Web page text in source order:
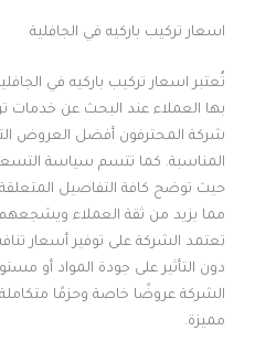
اسعار تركيب باركيه في الجافلية
تُعتبر اسعار تركيب باركيه في
بها العملاء عند البحث عن خدمات
شركة المحترفون أفضل العروض
المناسبة. كما تتسم سياسة
حيث توضح كافة التفاصيل
مما يزيد من ثقة العملاء
تعتمد الشركة على توفير أسعار
دون التأثير على جودة المواد أو
الشركة عروضًا خاصة وحزمًا
مميزة.